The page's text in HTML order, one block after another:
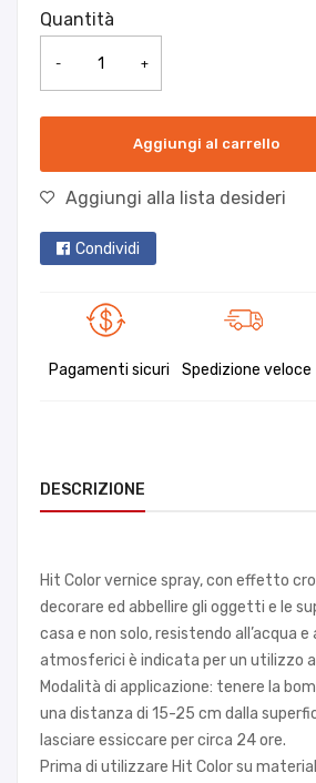
Quantità
- +
Aggiungi al carrello
Aggiungi alla lista desideri
Condividi
Pagamenti sicuri Spedizione veloce
DESCRIZIONE
Hit Color vernice spray, con effetto
decorare ed abbellire gli oggetti e le
casa e non solo, resistendo all’acqua e
atmosferici è indicata per un utilizzo
Modalità di applicazione: tenere la
una distanza di 15-25 cm dalla
lasciare essiccare per circa 24 ore.
Prima di utilizzare Hit Color su